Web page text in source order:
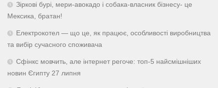
Зіркові бурі, мери-авокадо і собака-власник бізнесу- це
Мексика, братан!
Електрокотел — що це, як працює, особливості виробництва
та вибір сучасного споживача
Сфінкс мовчить, але інтернет регоче: топ-5 найсмішніших
новин Єгипту 27 липня